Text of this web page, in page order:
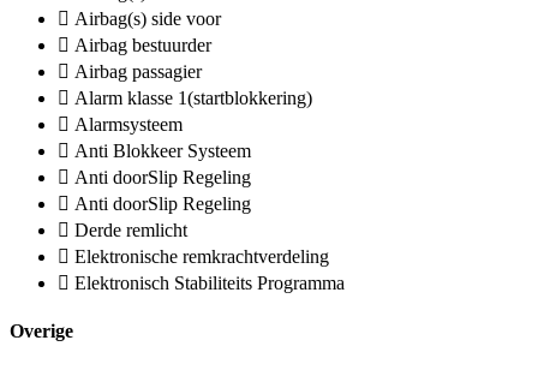
Airbag(s) side voor
Airbag bestuurder
Airbag passagier
Alarm klasse 1(startblokkering)
Alarmsysteem
Anti Blokkeer Systeem
Anti doorSlip Regeling
Anti doorSlip Regeling
Derde remlicht
Elektronische remkrachtverdeling
Elektronisch Stabiliteits Programma
Overige